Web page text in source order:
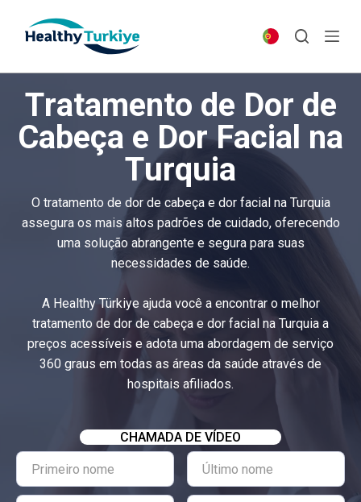
p
c
e
Tratamento de Dor de
Cabeça e Dor Facial na
Turquia
O tratamento de dor de cabeça e dor facial na Turquia
assegura os mais altos padrões de cuidado, oferecendo
uma solução abrangente e segura para suas
necessidades de saúde.
A Healthy Türkiye ajuda você a encontrar o melhor
tratamento de dor de cabeça e dor facial na Turquia a
preços acessíveis e adota uma abordagem de serviço
360 graus em todas as áreas da saúde através de
hospitais afiliados.
CHAMADA DE VÍDEO